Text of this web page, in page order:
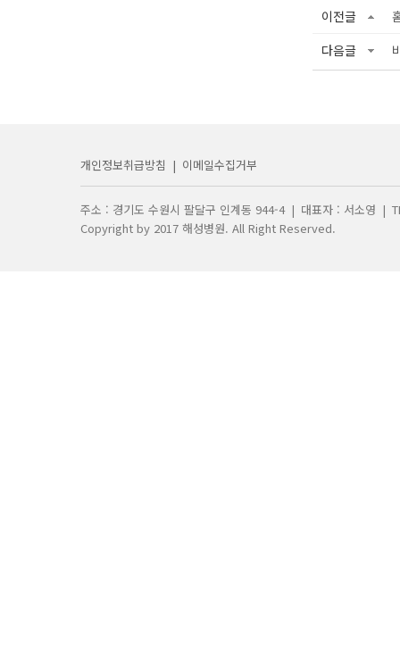
이전글
다음글
개인정보취급방침 | 이메일수집거부
주소 : 경기도 수원시 팔달구 인계동 944-4 | 대표자 : 서소영 |
Copyright by 2017 해성병원. All Right Reserved.